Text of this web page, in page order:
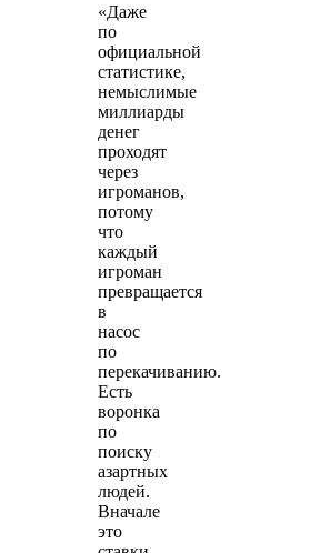
«Даже
по
официальной
статистике,
немыслимые
миллиарды
денег
проходят
через
игроманов,
потому
что
каждый
игроман
превращается
в
насос
по
перекачиванию.
Есть
воронка
по
поиску
азартных
людей.
Вначале
это